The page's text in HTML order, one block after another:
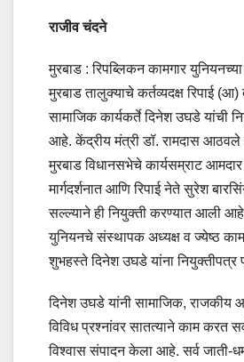
राजीव चंदने
मुरबाड : रिपब्लिकन कामगार युनियनच्या
मुरबाड तालुक्याचे कर्तव्यदक्ष रिपाई
सामाजिक कार्यकर्ते दिनेश उघडे यांची
आहे. केंद्रीय मंत्री डॉ. रामदास आठवले
मुरबाड विधानसभेचे कार्यसम्राट
मार्गदर्शनात आणि रिपाई नेते सुरेश
सल्ल्याने ही नियुक्ती करण्यात आली
युनियनचे संस्थापक अध्यक्ष व ज्येष्ठ
शुभहस्ते दिनेश उघडे यांना
दिनेश उघडे यांनी सामाजिक, राजकीय
विविध प्रश्नांवर सातत्याने काम करत
विश्वास संपादन केला आहे. सर्व जाती-